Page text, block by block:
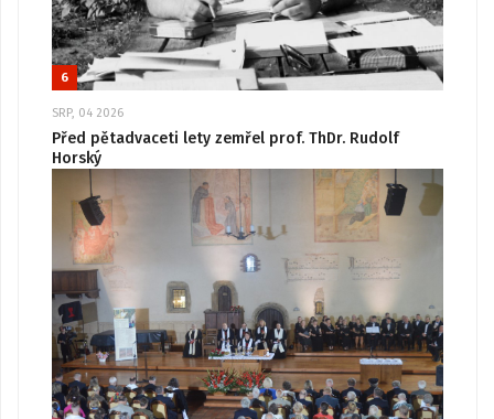
6
SRP, 04 2026
Před pětadvaceti lety zemřel prof. ThDr. Rudolf
Horský